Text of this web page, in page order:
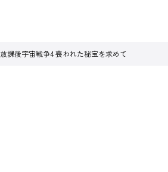
放課後宇宙戦争4 喪われた秘宝を求めて